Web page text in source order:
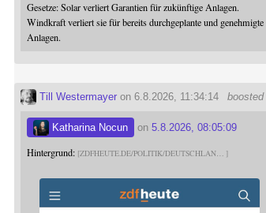
Gesetze: Solar verliert Garantien für zukünftige Anlagen.
Windkraft verliert sie für bereits durchgeplante und genehmigte
Anlagen.
boosted
Till Westermayer on 6.8.2026, 11:34:14
Katharina Nocun on5.8.2026, 08:05:09
Hintergrund: ZDFHEUTE.DE/POLITIK/DEUTSCHLAN